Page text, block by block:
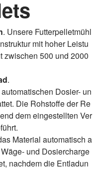
. Unsere Futterpelletmühl
mit hoher Leistu
zwischen 500 und 2000
.
Dosier- un
Die Rohstoffe der Re
dem eingestellten Ver
Material automatisch a
und Dosiercharge
nachdem die Entladun